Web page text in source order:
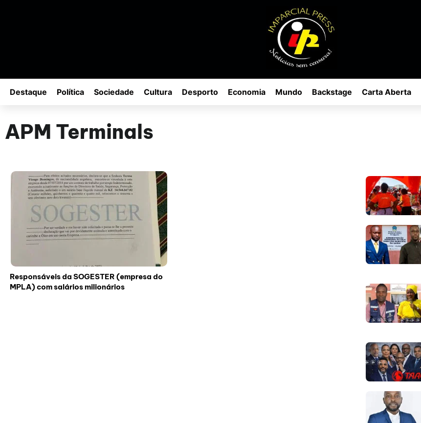
Destaque Política Sociedade Cultura Desporto Economia Mundo Backstage Carta Aberta
APM Terminals
Responsáveis da SOGESTER (empresa do
MPLA) com salários milionários